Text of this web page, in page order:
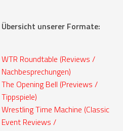
Übersicht unserer Formate:
WTR Roundtable (Reviews /
Nachbesprechungen)
The Opening Bell (Previews /
Tippspiele)
Wrestling Time Machine (Classic
Event Reviews /